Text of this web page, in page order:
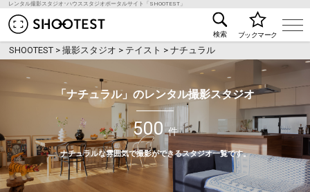
レンタル撮影スタジオ･ハウススタジオポータルサイト「SHOOTEST」
レンタル撮影スタジオ･ハウススタジオ検索の
検索 ブックマーク
SHOOTEST >撮影スタジオ > テイスト >ナチュラル
「ナチュラル」のレンタル撮影スタジオ
500 件
ナチュラルな雰囲気で撮影ができるスタジオ一覧です。